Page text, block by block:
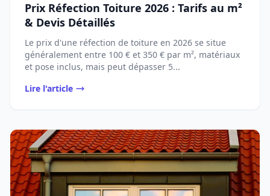
Prix Réfection Toiture 2026 : Tarifs au m²
& Devis Détaillés
Le prix d'une réfection de toiture en 2026 se situe
généralement entre 100 € et 350 € par m², matériaux
et pose inclus, mais peut dépasser 5...
Lire l'article